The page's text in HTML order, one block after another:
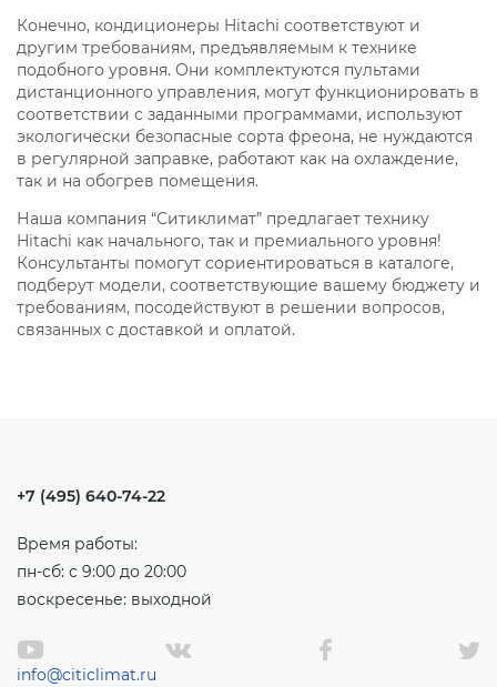
Конечно, кондиционеры Hitachi соответствуют и
другим требованиям, предъявляемым к технике
подобного уровня. Они комплектуются пультами
дистанционного управления, могут функционировать в
соответствии с заданными программами, используют
экологически безопасные сорта фреона, не нуждаются
в регулярной заправке, работают как на охлаждение,
так и на обогрев помещения.
Наша компания “Ситиклимат” предлагает технику
Hitachi как начального, так и премиального уровня!
Консультанты помогут сориентироваться в каталоге,
подберут модели, соответствующие вашему бюджету и
требованиям, посодействуют в решении вопросов,
связанных с доставкой и оплатой.
+7 (495) 640-74-22
Время работы:
пн-сб: с 9:00 до 20:00
воскресенье: выходной
info@citiclimat.ru